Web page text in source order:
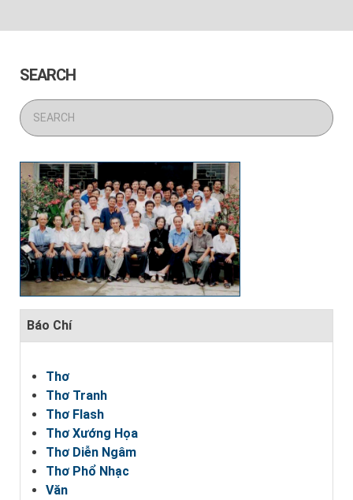
SEARCH
Báo Chí
Thơ
Thơ Tranh
Thơ Flash
Thơ Xướng Họa
Thơ Diễn Ngâm
Thơ Phổ Nhạc
Văn